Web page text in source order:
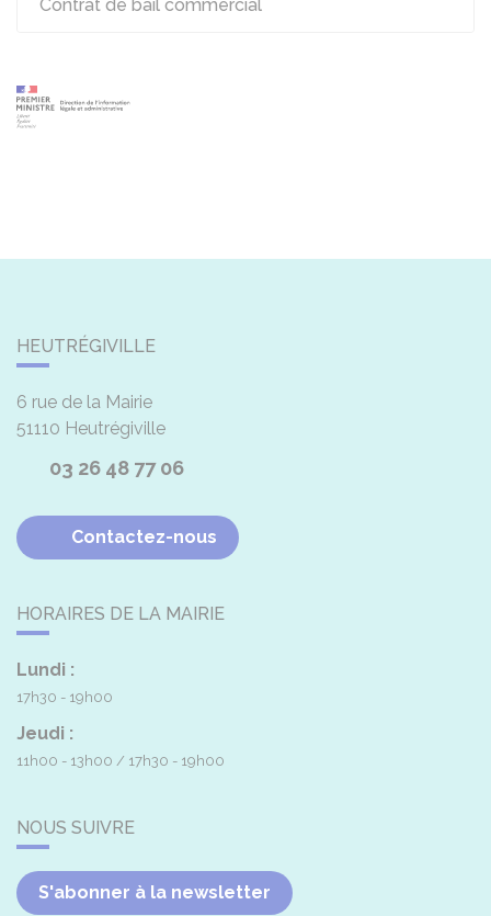
Contrat de bail commercial
HEUTRÉGIVILLE
6 rue de la Mairie
51110 Heutrégiville
03 26 48 77 06
Contactez-nous
HORAIRES DE LA MAIRIE
Lundi :
17h30 - 19h00
Jeudi :
11h00 - 13h00 17h30 - 19h00
NOUS SUIVRE
S'abonner à la newsletter